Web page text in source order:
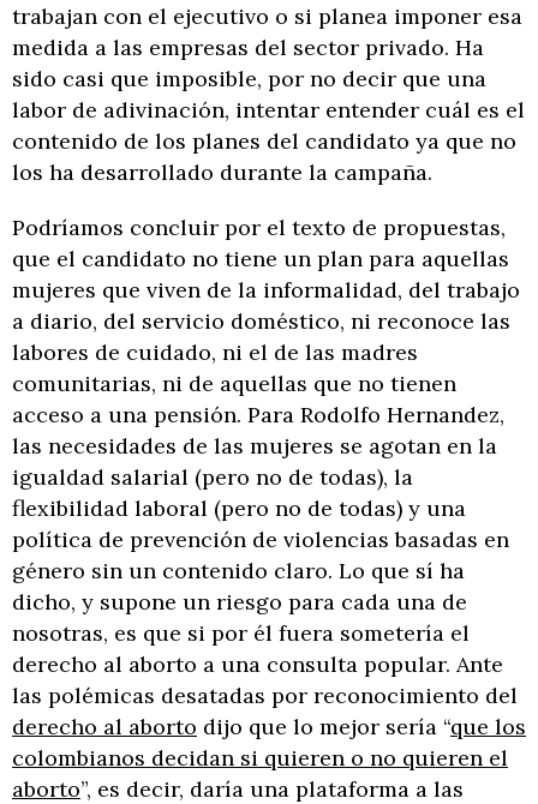
trabajan con el ejecutivo o si planea imponer esa
medida a las empresas del sector privado. Ha
sido casi que imposible, por no decir que una
labor de adivinación, intentar entender cuál es el
contenido de los planes del candidato ya que no
los ha desarrollado durante la campaña.
Podríamos concluir por el texto de propuestas,
que el candidato no tiene un plan para aquellas
mujeres que viven de la informalidad, del trabajo
a diario, del servicio doméstico, ni reconoce las
labores de cuidado, ni el de las madres
comunitarias, ni de aquellas que no tienen
acceso a una pensión. Para Rodolfo Hernandez,
las necesidades de las mujeres se agotan en la
igualdad salarial (pero no de todas), la
flexibilidad laboral (pero no de todas) y una
política de prevención de violencias basadas en
género sin un contenido claro. Lo que sí ha
dicho, y supone un riesgo para cada una de
nosotras, es que si por él fuera sometería el
derecho al aborto a una consulta popular. Ante
las polémicas desatadas por reconocimiento del
derecho al aborto dijo que lo mejor sería “que los
colombianos decidan si quieren o no quieren el
aborto”, es decir, daría una plataforma a las